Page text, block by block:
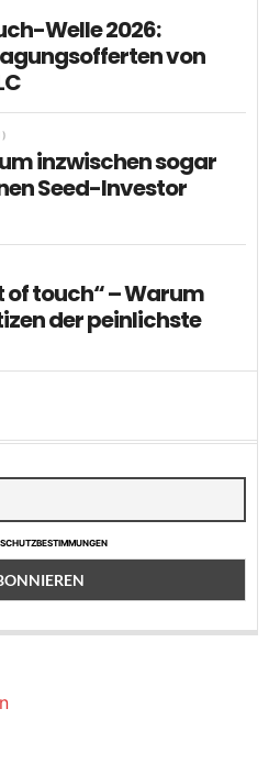
Welle 2026:
von
inzwischen sogar
Seed-Investor
of touch“ – Warum
der peinlichste